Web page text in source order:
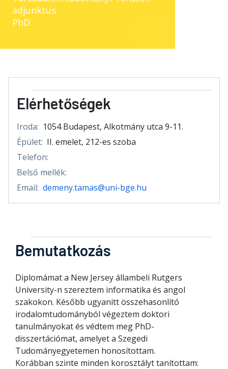
adjunktus
PhD
Elérhetőségek
Iroda: 1054 Budapest, Alkotmány utca 9-11.
Épület: II. emelet, 212-es szoba
Telefon:
Belső mellék:
Email: demeny.tamas@uni-bge.hu
Bemutatkozás
Diplomámat a New Jersey állambeli Rutgers
University-n szereztem informatika és angol
szakokon. Később ugyanitt összehasonlító
irodalomtudományból végeztem doktori
tanulmányokat és védtem meg PhD-
disszertációmat, amelyet a Szegedi
Tudományegyetemen honosítottam.
Korábban szinte minden korosztályt tanítottam: